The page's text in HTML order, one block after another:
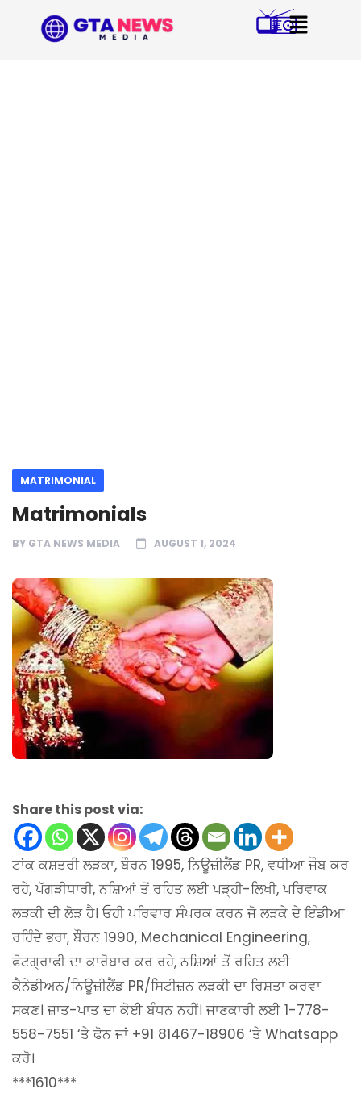
MATRIMONIAL
Matrimonials
BY GTA NEWS MEDIA AUGUST 1, 2024
Share this post via:
ਟਾਂਕ ਕਸ਼ਤਰੀ ਲੜਕਾ, ਬੌਰਨ 1995, ਨਿਊਜ਼ੀਲੈਂਡ PR, ਵਧੀਆ ਜੌਬ ਕਰ
ਰਹੇ, ਪੱਗੜੀਧਾਰੀ, ਨਸ਼ਿਆਂ ਤੋਂ ਰਹਿਤ ਲਈ ਪੜ੍ਹੀ-ਲਿਖੀ, ਪਰਿਵਾਕ
ਲੜਕੀ ਦੀ ਲੋੜ ਹੈ। ਓਹੀ ਪਰਿਵਾਰ ਸੰਪਰਕ ਕਰਨ ਜੋ ਲੜਕੇ ਦੇ ਇੰਡੀਆ
ਰਹਿੰਦੇ ਭਰਾ, ਬੌਰਨ 1990, Mechanical Engineering,
ਫੋਟਗ੍ਰਾਫੀ ਦਾ ਕਾਰੋਬਾਰ ਕਰ ਰਹੇ, ਨਸ਼ਿਆਂ ਤੋਂ ਰਹਿਤ ਲਈ
ਕੈਨੇਡੀਅਨ/ਨਿਊਜ਼ੀਲੈਂਡ PR/ਸਿਟੀਜ਼ਨ ਲੜਕੀ ਦਾ ਰਿਸ਼ਤਾ ਕਰਵਾ
ਸਕਣ। ਜ਼ਾਤ-ਪਾਤ ਦਾ ਕੋਈ ਬੰਧਨ ਨਹੀਂ। ਜਾਣਕਾਰੀ ਲਈ 1-778-
558-7551 ‘ਤੇ ਫੋਨ ਜਾਂ +91 81467-18906 ‘ਤੇ Whatsapp
ਕਰੋ।
***1610***